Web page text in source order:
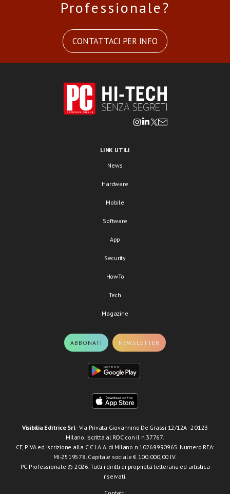
Professionale?
CONTATTACI PER INFO
LINK UTILI
News
Hardware
Mobile
Software
App
Security
HowTo
Tech
Magazine
ABBONATI NEWSLETTER
Visibilia Editrice Srl- Via Privata Giovannino De Grassi 12/12A - 20123
Milano. Iscritta al ROC con il n.37767.
CF, P.IVA ed iscrizione alla C.C.I.A.A. di Milano n.10269990965. Numero REA:
MI-2519578. Capitale sociale € 100.000,00 I.V.
PC Professionale © 2026. Tutti i diritti di proprietà letteraria ed artistica
riservati.